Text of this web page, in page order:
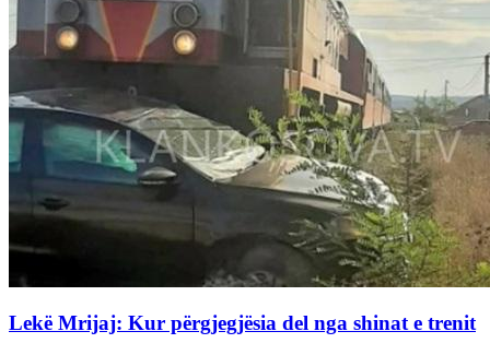
Lekë Mrijaj: Kur përgjegjësia del nga shinat e trenit